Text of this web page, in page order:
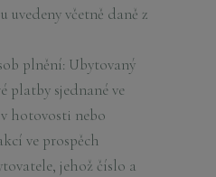
uvedeny včetně daně z
plnění: Ubytovaný
platby sjednané ve
hotovosti nebo
ve prospěch
jehož číslo a